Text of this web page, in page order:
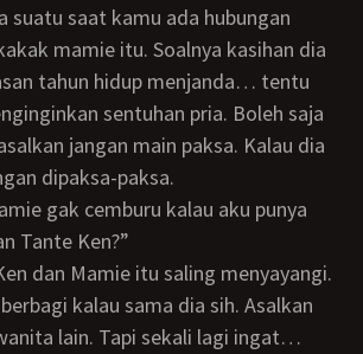
suatu saat kamu ada hubungan
mamie itu. Soalnya kasihan dia
tahun hidup menjanda… tentu
sentuhan pria. Boleh saja
jangan main paksa. Kalau dia
dipaksa-paksa.
Tante Ken?”
kalau sama dia sih. Asalkan
lain. Tapi sekali lagi ingat…